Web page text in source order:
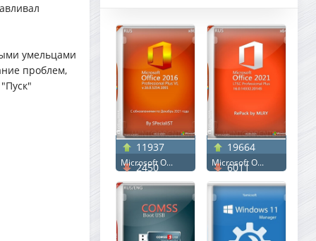
умельцами
проблем,
11937
2450
Microsoft O...
19664
6011
Microsoft O...